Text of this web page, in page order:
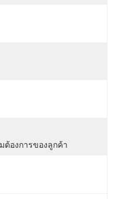
ต้องการของลูกค้า